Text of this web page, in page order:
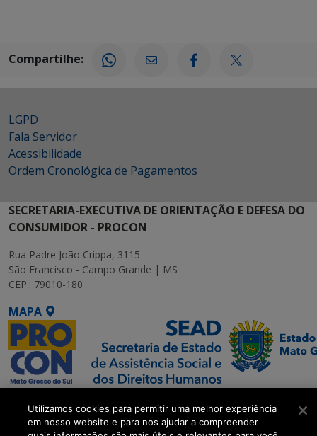
Compartilhe:
LGPD
Fala Servidor
Acessibilidade
Ordem Cronológica de Pagamentos
SECRETARIA-EXECUTIVA DE ORIENTAÇÃO E DEFESA DO
CONSUMIDOR - PROCON
Rua Padre João Crippa, 3115
São Francisco - Campo Grande | MS
CEP.: 79010-180
MAPA
SETDIG | Secretaria-
Executiva de
Utilizamos cookies para permitir uma melhor experiência
em nosso website e para nos ajudar a compreender